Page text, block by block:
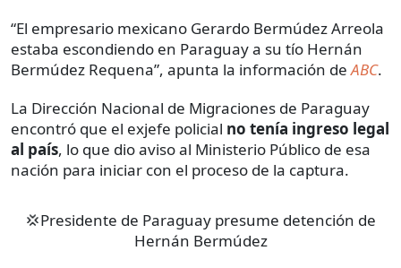
“El empresario mexicano Gerardo Bermúdez Arreola
estaba escondiendo en Paraguay a su tío Hernán
Bermúdez Requena”, apunta la información deABC.
La Dirección Nacional de Migraciones de Paraguay
encontró que el exjefe policial no tenía ingreso legal
al país, lo que dio aviso al Ministerio Público de esa
nación para iniciar con el proceso de la captura.
💢Presidente de Paraguay presume detención de
Hernán Bermúdez